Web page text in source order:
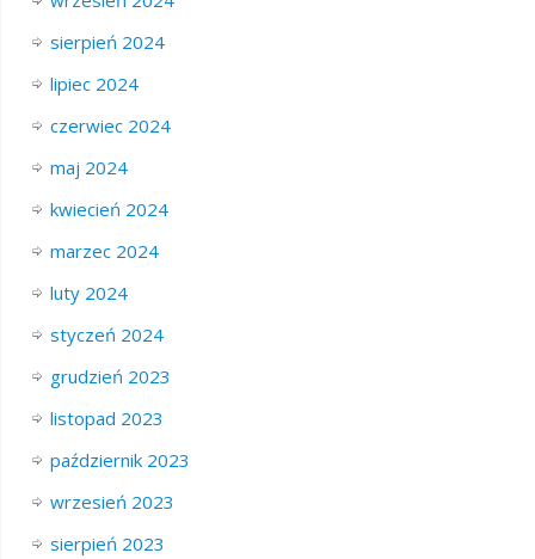
sierpień 2024
lipiec 2024
czerwiec 2024
maj 2024
kwiecień 2024
marzec 2024
luty 2024
styczeń 2024
grudzień 2023
listopad 2023
październik 2023
wrzesień 2023
sierpień 2023